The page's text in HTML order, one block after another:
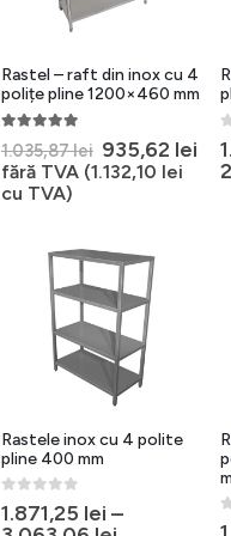
Rastel – raft din inox cu 4
polițe pline 1200×460 mm
1.035,87lei Prețul
inițial
935,62 lei
fără TVA (1.132,10 lei
cu TVA)
Rastele inox cu 4 polite
pline 400 mm
0 out of 5
1.871,25 lei –
0